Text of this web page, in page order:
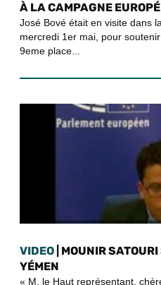
À LA CAMPAGNE
José Bové était en visite dans
mercredi 1er mai, pour
9eme place...
VIDEO | MOUNIR
YÉMEN
« M. le Haut représentant,